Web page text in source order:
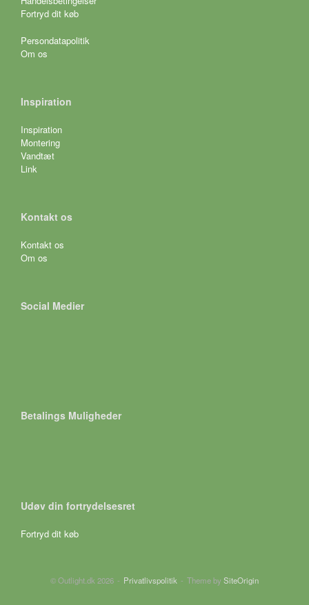
Fortryd dit køb
Persondatapolitik
Om os
Inspiration
Inspiration
Montering
Vandtæt
Link
Kontakt os
Kontakt os
Om os
Social Medier
Betalings Muligheder
Udøv din fortrydelsesret
Fortryd dit køb
© Outlight.dk 2026 Privatlivspolitik Theme by SiteOrigin